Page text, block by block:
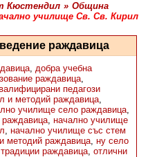
Кюстендил » Община
училище Св. Св. Кирил
раждавица
, добра учебна
раждавица,
педагози
и методий раждавица,
училище село раждавица,
, начално училище
, начално училище със стем
методий раждавица, ну село
раждавица, отлични